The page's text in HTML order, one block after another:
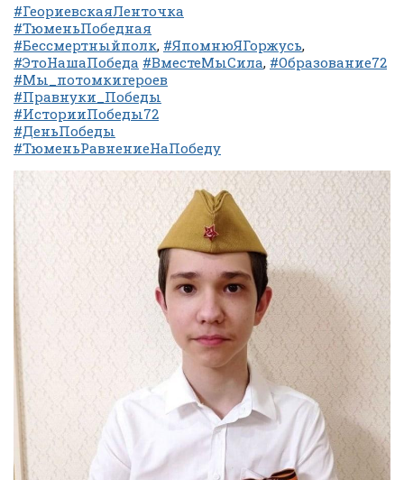
#ГеориевскаяЛенточка
#ТюменьПобедная
#Бессмертныйполк, #ЯпомнюЯГоржусь,
#ЭтоНашаПобеда #ВместеМыСила, #Образование72
#Мы_потомкигероев
#Правнуки_Победы
#ИсторииПобеды72
#ДеньПобеды
#ТюменьРавнениеНаПобеду